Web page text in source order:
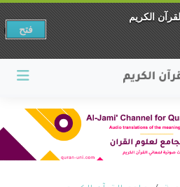
الكريم
فتح